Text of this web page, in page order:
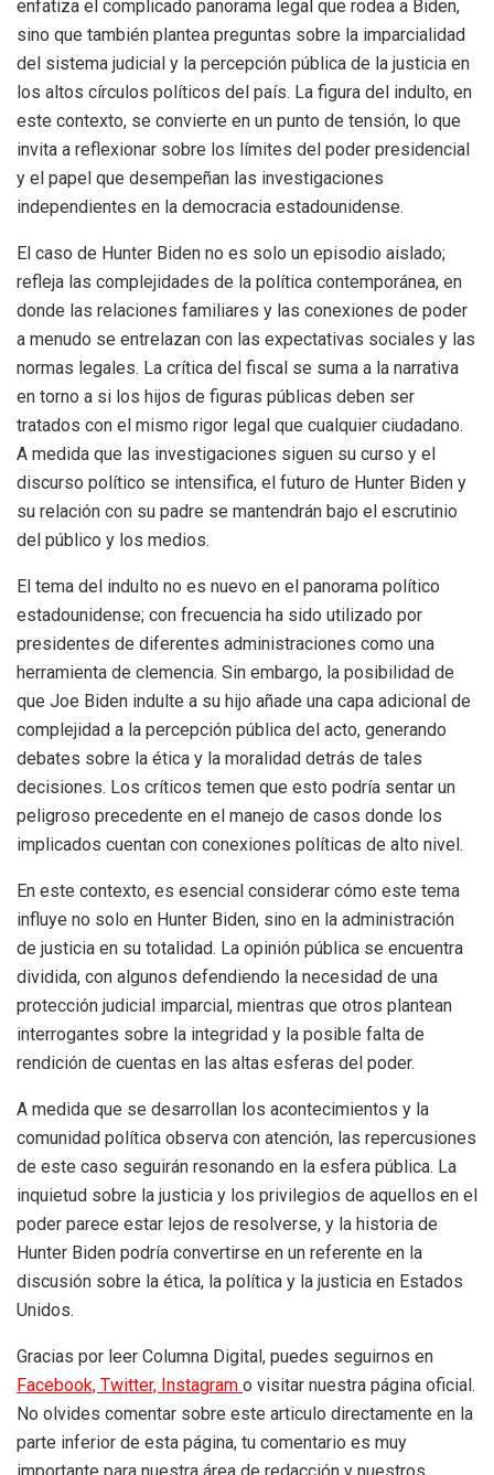
enfatiza el complicado panorama legal que rodea a Biden,
sino que también plantea preguntas sobre la imparcialidad
del sistema judicial y la percepción pública de la justicia en
los altos círculos políticos del país. La figura del indulto, en
este contexto, se convierte en un punto de tensión, lo que
invita a reflexionar sobre los límites del poder presidencial
y el papel que desempeñan las investigaciones
independientes en la democracia estadounidense.
El caso de Hunter Biden no es solo un episodio aislado;
refleja las complejidades de la política contemporánea, en
donde las relaciones familiares y las conexiones de poder
a menudo se entrelazan con las expectativas sociales y las
normas legales. La crítica del fiscal se suma a la narrativa
en torno a si los hijos de figuras públicas deben ser
tratados con el mismo rigor legal que cualquier ciudadano.
A medida que las investigaciones siguen su curso y el
discurso político se intensifica, el futuro de Hunter Biden y
su relación con su padre se mantendrán bajo el escrutinio
del público y los medios.
El tema del indulto no es nuevo en el panorama político
estadounidense; con frecuencia ha sido utilizado por
presidentes de diferentes administraciones como una
herramienta de clemencia. Sin embargo, la posibilidad de
que Joe Biden indulte a su hijo añade una capa adicional de
complejidad a la percepción pública del acto, generando
debates sobre la ética y la moralidad detrás de tales
decisiones. Los críticos temen que esto podría sentar un
peligroso precedente en el manejo de casos donde los
implicados cuentan con conexiones políticas de alto nivel.
En este contexto, es esencial considerar cómo este tema
influye no solo en Hunter Biden, sino en la administración
de justicia en su totalidad. La opinión pública se encuentra
dividida, con algunos defendiendo la necesidad de una
protección judicial imparcial, mientras que otros plantean
interrogantes sobre la integridad y la posible falta de
rendición de cuentas en las altas esferas del poder.
A medida que se desarrollan los acontecimientos y la
comunidad política observa con atención, las repercusiones
de este caso seguirán resonando en la esfera pública. La
inquietud sobre la justicia y los privilegios de aquellos en el
poder parece estar lejos de resolverse, y la historia de
Hunter Biden podría convertirse en un referente en la
discusión sobre la ética, la política y la justicia en Estados
Unidos.
Gracias por leer Columna Digital, puedes seguirnos en
Facebook, Twitter, Instagram o visitar nuestra página oficial.
No olvides comentar sobre este articulo directamente en la
parte inferior de esta página, tu comentario es muy